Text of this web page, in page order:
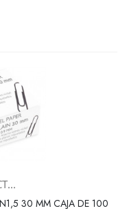
30 MM CAJA DE 100